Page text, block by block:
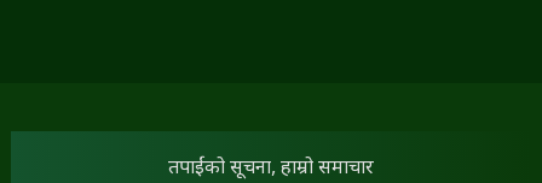
तपाईंको सूचना, हाम्रो समाचार